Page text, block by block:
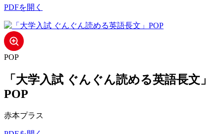
PDFを開く
POP
「大学入試 ぐんぐん読める英語長文」
POP
赤本プラス